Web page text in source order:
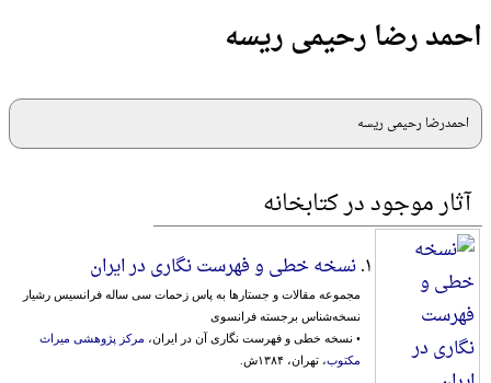
احمد رضا رحیمی ریسه
احمدرضا رحیمی ریسه
آثار موجود در کتابخانه
۱. نسخه خطی و فهرست نگاری در ایران
مجموعه‌ مقالات‌ و جستارها به‌ پاس‌ زحمات‌ سی‌ ساله‌ فرانسیس‌ رشیار
نسخه‌شناس‌ برجسته‌ فرانسوی‌
• نسخه خطی و فهرست نگاری آن در ایران، مرکز پژوهشی میراث
مکتوب، تهران، ۱۳۸۴ش.